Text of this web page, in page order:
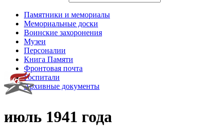
Памятники и мемориалы
Мемориальные доски
Воинские захоронения
Музеи
Персоналии
Книга Памяти
Фронтовая почта
Госпитали
Архивные документы
июль 1941 года